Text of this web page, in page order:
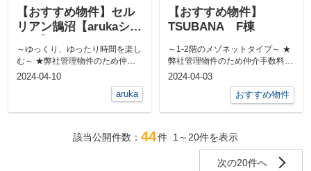
【おすすめ物件】セル
リアン鵠沼【arukaシリ
～ゆっくり、ゆったり時間を楽し
む～ ★弊社管理物件のため仲介
2024-04-10
aruka
【おすすめ物件】
TSUBANA F棟
～1-2階のメゾネットタイプ～ ★
弊社管理物件のため仲介手数料無
料★ 使い方次第で2LD...
2024-04-03
おすすめ物件
該当公開件数： 44件 1～20件を表示
次の20件へ